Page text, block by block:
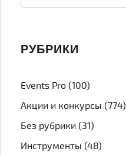
РУБРИКИ
Events Pro (100)
Акции и конкурсы (774)
Без рубрики (31)
Инструменты (48)